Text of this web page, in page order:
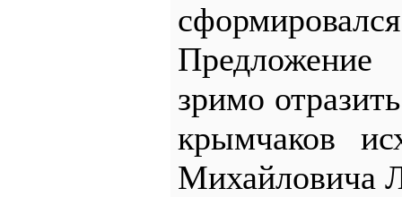
Предложение
зримо
крымчаков
Михайловича